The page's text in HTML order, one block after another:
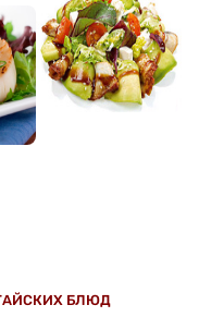
БЛЮД